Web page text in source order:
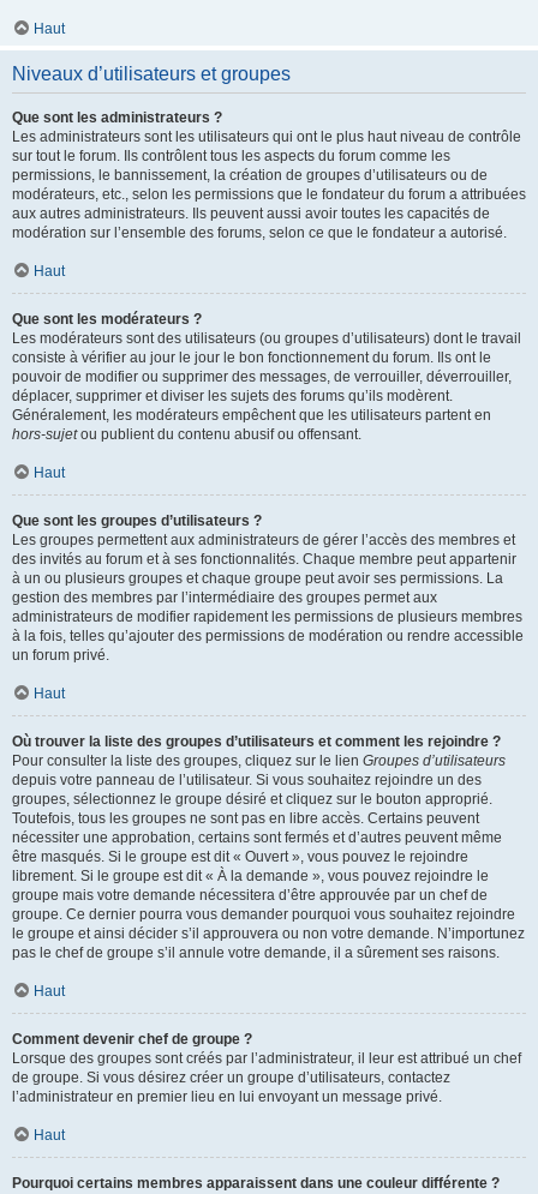
Haut
Niveaux d’utilisateurs et groupes
Que sont les administrateurs ?
Les administrateurs sont les utilisateurs qui ont le plus haut niveau de contrôle
sur tout le forum. Ils contrôlent tous les aspects du forum comme les
permissions, le bannissement, la création de groupes d’utilisateurs ou de
modérateurs, etc., selon les permissions que le fondateur du forum a attribuées
aux autres administrateurs. Ils peuvent aussi avoir toutes les capacités de
modération sur l’ensemble des forums, selon ce que le fondateur a autorisé.
Haut
Que sont les modérateurs ?
Les modérateurs sont des utilisateurs (ou groupes d’utilisateurs) dont le travail
consiste à vérifier au jour le jour le bon fonctionnement du forum. Ils ont le
pouvoir de modifier ou supprimer des messages, de verrouiller, déverrouiller,
déplacer, supprimer et diviser les sujets des forums qu’ils modèrent.
Généralement, les modérateurs empêchent que les utilisateurs partent en
hors-sujetou publient du contenu abusif ou offensant.
Haut
Que sont les groupes d’utilisateurs ?
Les groupes permettent aux administrateurs de gérer l’accès des membres et
des invités au forum et à ses fonctionnalités. Chaque membre peut appartenir
à un ou plusieurs groupes et chaque groupe peut avoir ses permissions. La
gestion des membres par l’intermédiaire des groupes permet aux
administrateurs de modifier rapidement les permissions de plusieurs membres
à la fois, telles qu’ajouter des permissions de modération ou rendre accessible
un forum privé.
Haut
Où trouver la liste des groupes d’utilisateurs et comment les rejoindre ?
Pour consulter la liste des groupes, cliquez sur le lien Groupes d’utilisateurs
depuis votre panneau de l’utilisateur. Si vous souhaitez rejoindre un des
groupes, sélectionnez le groupe désiré et cliquez sur le bouton approprié.
Toutefois, tous les groupes ne sont pas en libre accès. Certains peuvent
nécessiter une approbation, certains sont fermés et d’autres peuvent même
être masqués. Si le groupe est dit « Ouvert », vous pouvez le rejoindre
librement. Si le groupe est dit « À la demande », vous pouvez rejoindre le
groupe mais votre demande nécessitera d’être approuvée par un chef de
groupe. Ce dernier pourra vous demander pourquoi vous souhaitez rejoindre
le groupe et ainsi décider s’il approuvera ou non votre demande. N’importunez
pas le chef de groupe s’il annule votre demande, il a sûrement ses raisons.
Haut
Comment devenir chef de groupe ?
Lorsque des groupes sont créés par l’administrateur, il leur est attribué un chef
de groupe. Si vous désirez créer un groupe d’utilisateurs, contactez
l’administrateur en premier lieu en lui envoyant un message privé.
Haut
Pourquoi certains membres apparaissent dans une couleur différente ?